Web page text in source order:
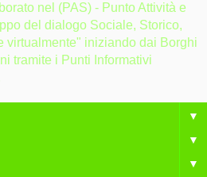
nel (PAS) - Punto Attività e
del dialogo Sociale, Storico,
virtualmente" iniziando dai Borghi
tramite i Punti Informativi
▼
▼
▼